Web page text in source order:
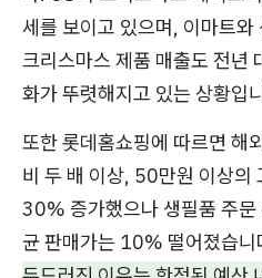
세를 보이고 있으며, 이마트
크리스마스 제품 매출도 전년
화가 뚜렷해지고 있는 상황입
또한 롯데홈쇼핑에 따르면 해
비 두 배 이상, 50만원 이상의
30% 증가했으나 생필품 주
균 판매가는 10% 떨어졌습니